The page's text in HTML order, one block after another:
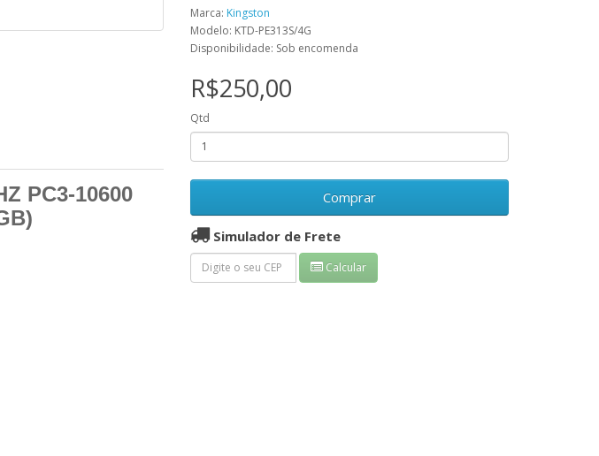
PC3-10600
Marca: Kingston
Modelo: KTD-PE313S/4G
Disponibilidade: Sob encomenda
R$250,00
Qtd
Comprar
Simulador de Frete
Calcular